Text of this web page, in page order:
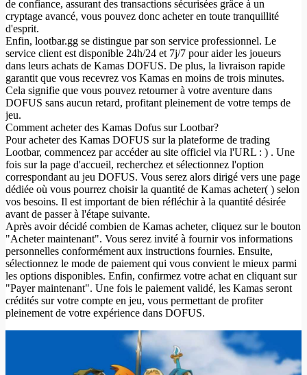
de confiance, assurant des transactions sécurisées grâce à un
cryptage avancé, vous pouvez donc acheter en toute tranquillité
d'esprit.
Enfin, lootbar.gg se distingue par son service professionnel. Le
service client est disponible 24h/24 et 7j/7 pour aider les joueurs
dans leurs achats de Kamas DOFUS. De plus, la livraison rapide
garantit que vous recevrez vos Kamas en moins de trois minutes.
Cela signifie que vous pouvez retourner à votre aventure dans
DOFUS sans aucun retard, profitant pleinement de votre temps de
jeu.
Comment acheter des Kamas Dofus sur Lootbar?
Pour acheter des Kamas DOFUS sur la plateforme de trading
Lootbar, commencez par accéder au site officiel via l'URL : ) . Une
fois sur la page d'accueil, recherchez et sélectionnez l'option
correspondant au jeu DOFUS. Vous serez alors dirigé vers une page
dédiée où vous pourrez choisir la quantité de Kamas acheter( ) selon
vos besoins. Il est important de bien réfléchir à la quantité désirée
avant de passer à l'étape suivante.
Après avoir décidé combien de Kamas acheter, cliquez sur le bouton
"Acheter maintenant". Vous serez invité à fournir vos informations
personnelles conformément aux instructions fournies. Ensuite,
sélectionnez le mode de paiement qui vous convient le mieux parmi
les options disponibles. Enfin, confirmez votre achat en cliquant sur
"Payer maintenant". Une fois le paiement validé, les Kamas seront
crédités sur votre compte en jeu, vous permettant de profiter
pleinement de votre expérience dans DOFUS.